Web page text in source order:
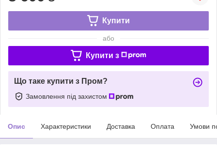
Купити
або
Купити з
Що таке купити з Пром?
Замовлення під захистом
Опис Характеристики Доставка Оплата Умови